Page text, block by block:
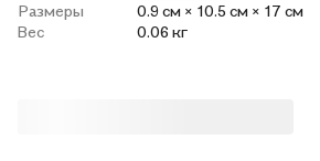
Размеры
0.9 см × 10.5 см × 17 см
Вес
0.06 кг